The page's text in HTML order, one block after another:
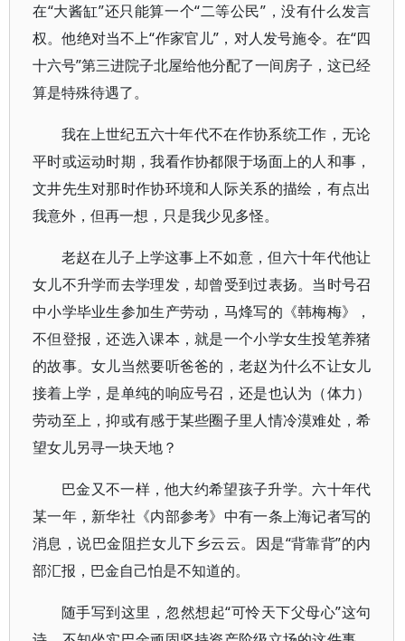
在“大酱缸”还只能算一个“二等公民”，没有什么发言
权。他绝对当不上“作家官儿”，对人发号施令。在“四
十六号”第三进院子北屋给他分配了一间房子，这已经
算是特殊待遇了。
我在上世纪五六十年代不在作协系统工作，无论
平时或运动时期，我看作协都限于场面上的人和事，
文井先生对那时作协环境和人际关系的描绘，有点出
我意外，但再一想，只是我少见多怪。
老赵在儿子上学这事上不如意，但六十年代他让
女儿不升学而去学理发，却曾受到过表扬。当时号召
中小学毕业生参加生产劳动，马烽写的《韩梅梅》，
不但登报，还选入课本，就是一个小学女生投笔养猪
的故事。女儿当然要听爸爸的，老赵为什么不让女儿
接着上学，是单纯的响应号召，还是也认为（体力）
劳动至上，抑或有感于某些圈子里人情冷漠难处，希
望女儿另寻一块天地？
巴金又不一样，他大约希望孩子升学。六十年代
某一年，新华社《内部参考》中有一条上海记者写的
消息，说巴金阻拦女儿下乡云云。因是“背靠背”的内
部汇报，巴金自己怕是不知道的。
随手写到这里，忽然想起“可怜天下父母心”这句